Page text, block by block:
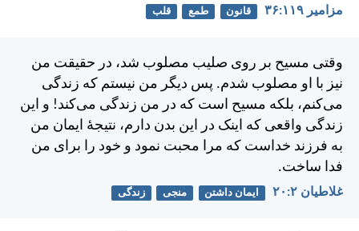
مزامير ۱۱۹:‏۳۶ قانون طمع قلب
وقتی مسيح بر روی صليب مصلوب شد، در حقيقت من
نيز با او مصلوب شدم. پس ديگر من نيستم كه زندگی
می‌كنم، بلكه مسيح است كه در من زندگی می‌كند! و اين
زندگی واقعی كه اينک در اين بدن دارم، نتيجهٔ ايمان من
به فرزند خداست كه مرا محبت نمود و خود را برای من
فدا ساخت.
غلاطيان ۲:‏۲۰ ایمان داشتن منجی زندگی